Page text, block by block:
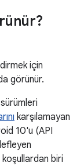
için
görünür.
karşılamayan
10'u (API
koşullardan biri